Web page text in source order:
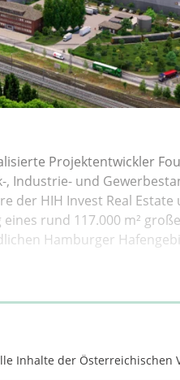
Projektentwickler
Industrie- und
der HIH Invest Real
rund 117.000 m²
Hamburger
Inhalte der Österreichischen